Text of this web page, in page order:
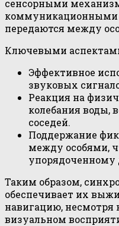
сенсорными
коммуникационными
передаются между
Ключевыми
Эффективное
звуковых
Реакция на
колебания воды,
соседей.
Поддержание
между особями,
Таким образом,
обеспечивает их
навигацию, несмотря
визуальном